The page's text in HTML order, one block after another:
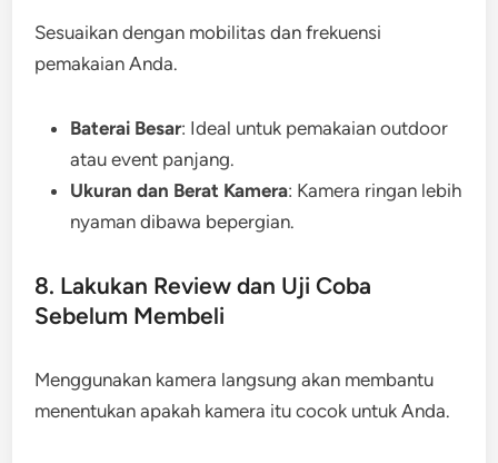
Sesuaikan dengan mobilitas dan frekuensi
pemakaian Anda.
Baterai Besar: Ideal untuk pemakaian outdoor
atau event panjang.
Ukuran dan Berat Kamera: Kamera ringan lebih
nyaman dibawa bepergian.
8. Lakukan Review dan Uji Coba
Sebelum Membeli
Menggunakan kamera langsung akan membantu
menentukan apakah kamera itu cocok untuk Anda.